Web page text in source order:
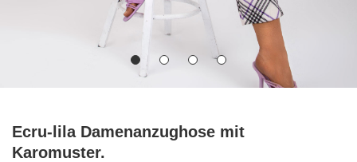
Ecru-lila Damenanzughose mit
Karomuster.